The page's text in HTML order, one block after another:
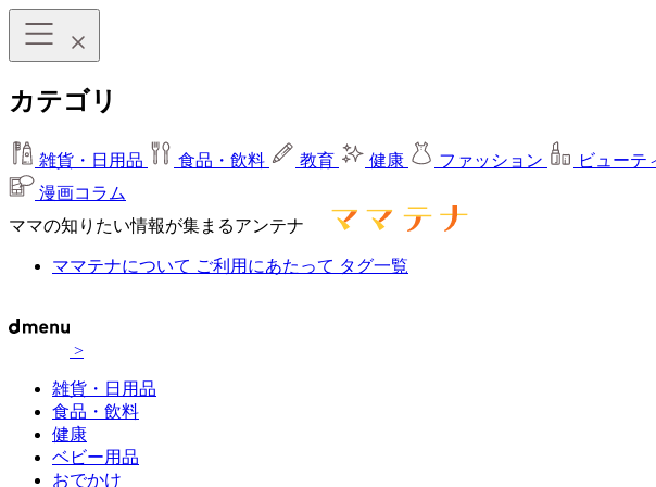
カテゴリ
雑貨・日用品 食品・飲料 教育 健康 ファッション ビューテ
漫画コラム
ママの知りたい情報が集まるアンテナ
ママテナについて ご利用にあたって タグ一覧
>
雑貨・日用品
食品・飲料
健康
ベビー用品
おでかけ